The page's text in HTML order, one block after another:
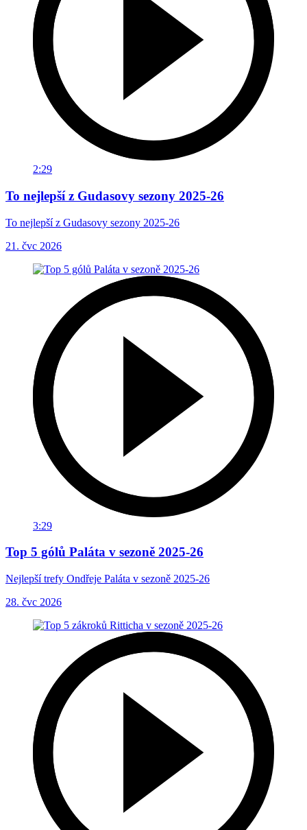
2:29
To nejlepší z Gudasovy sezony 2025-26
To nejlepší z Gudasovy sezony 2025-26
21. čvc 2026
3:29
Top 5 gólů Paláta v sezoně 2025-26
Nejlepší trefy Ondřeje Paláta v sezoně 2025-26
28. čvc 2026